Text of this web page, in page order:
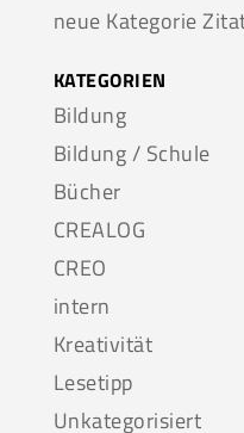
neue Kategorie
KATEGORIEN
Bildung
Bildung / Schule
Bücher
CREALOG
CREO
intern
Kreativität
Lesetipp
Unkategorisiert